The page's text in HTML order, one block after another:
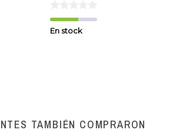
En stock
TAMBIÉN COMPRARON